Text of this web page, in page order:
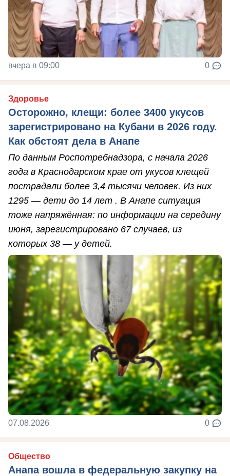
вчера в 09:00 0
Здоровье
Осторожно, клещи: более 3400 укусов
зарегистрировано на Кубани в 2026 году.
Как обстоят дела в Анапе
По данным Роспотребнадзора, с начала 2026
года в Краснодарском крае от укусов клещей
пострадали более 3,4 тысячи человек. Из них
1295 — дети до 14 лет . В Анапе ситуация
тоже напряжённая: по информации на середину
июня, зарегистрировано 67 случаев, из
которых 38 — у детей.
07.08.2026 0
Общество
Анапа вошла в федеральную закупку на